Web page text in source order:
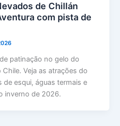
de Chillán
com pista de
patinação no gelo do
Veja as atrações do
de esqui, águas termais e
inverno de 2026.